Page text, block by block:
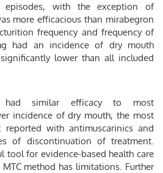
episodes, with the exception of
more efficacious than mirabegron
frequency and frequency of
had an incidence of dry mouth
lower than all included
similar efficacy to most
incidence of dry mouth, the most
reported with antimuscarinics and
of discontinuation of treatment.
tool for evidence-based health care
method has limitations. Further